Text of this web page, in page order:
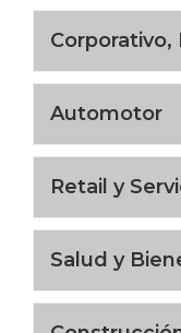
Corporativo,
Automotor
Retail y
Salud y